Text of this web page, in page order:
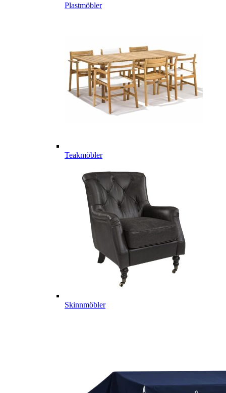
Plastmöbler
Teakmöbler
Skinnmöbler